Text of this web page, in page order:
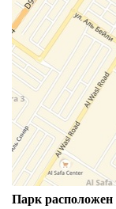
Парк расположен